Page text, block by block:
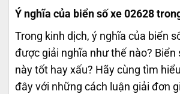
Ý nghĩa của biển số xe 02628
Trong kinh dịch, ý nghĩa của biển
được giải nghĩa như thế nào? Biển
này tốt hay xấu? Hãy cùng tìm
đây với những cách luận giải đơn